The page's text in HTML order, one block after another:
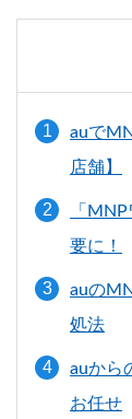
auで
店舗】
「
要に！
auの
処法
auから
お任せ